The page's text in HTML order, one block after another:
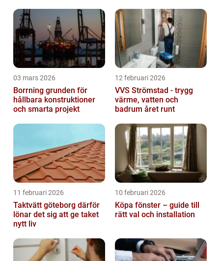
03 mars 2026
Borrning grunden för
hållbara konstruktioner
och smarta projekt
12 februari 2026
VVS Strömstad - trygg
värme, vatten och
badrum året runt
11 februari 2026
Taktvätt göteborg därför
lönar det sig att ge taket
nytt liv
10 februari 2026
Köpa fönster – guide till
rätt val och installation